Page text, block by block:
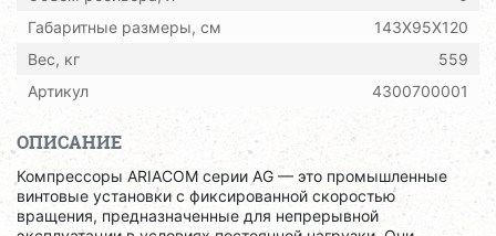
Габаритные размеры, см
143X95X120
Вес, кг
559
Артикул
4300700001
ОПИСАНИЕ
Компрессоры ARIACOM серии AG — это промышленные
винтовые установки с фиксированной скоростью
вращения, предназначенные для непрерывной